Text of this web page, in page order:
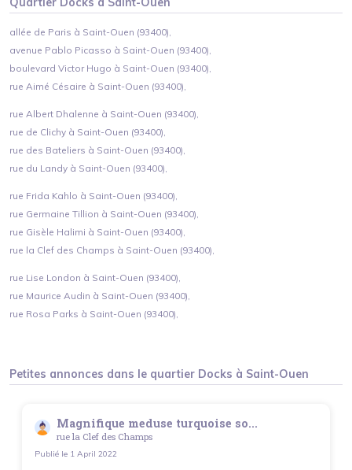
allée de Paris à Saint-Ouen (93400),
avenue Pablo Picasso à Saint-Ouen (93400),
boulevard Victor Hugo à Saint-Ouen (93400),
rue Aimé Césaire à Saint-Ouen (93400),
rue Albert Dhalenne à Saint-Ouen (93400),
rue de Clichy à Saint-Ouen (93400),
rue des Bateliers à Saint-Ouen (93400),
rue du Landy à Saint-Ouen (93400),
rue Frida Kahlo à Saint-Ouen (93400),
rue Germaine Tillion à Saint-Ouen (93400),
rue Gisèle Halimi à Saint-Ouen (93400),
rue la Clef des Champs à Saint-Ouen (93400),
rue Lise London à Saint-Ouen (93400),
rue Maurice Audin à Saint-Ouen (93400),
rue Rosa Parks à Saint-Ouen (93400),
Petites annonces dans le quartier Docks à Saint-Ouen
Magnifique meduse turquoise so...
rue la Clef des Champs
Publié le 1 April 2022